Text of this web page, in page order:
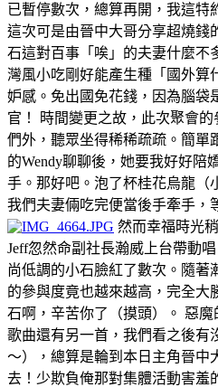
已暫停數次，總算再開，我這特
這次可是由晉中大哥分享超燒錢
石這對百事「唉」的夫妻什麼不
灣風小吃剛好能產生種「國外算
妒感。免出國免花錢，因為腦袋
官！ 時間變更之故，此次聚會
們外，聽眾坐得稀稀疏疏。簡單
的Wendy聊聊後，她要我好好陪
手。那好吧。泡了杯桂花烏龍（
我們夫妻倆吃完便當後手牽手，
然而幸福時光
Jeff忽然命副社長瀚威上台帶動
尚低調的小石臉紅了數次。隨著
的參與度竟也越來越高，完全大
石啊，辛苦你了（摸頭）。 惡魔
歌曲還有另一首，我們看之後有
～），總算是輪到本日主角晉中
去！少欺負俺那對集體活動害羞